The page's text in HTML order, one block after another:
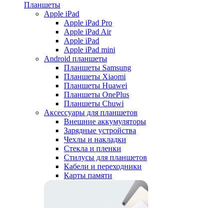
Планшеты
Apple iPad
Apple iPad Pro
Apple iPad Air
Apple iPad
Apple iPad mini
Android планшеты
Планшеты Samsung
Планшеты Xiaomi
Планшеты Huawei
Планшеты OnePlus
Планшеты Chuwi
Аксессуары для планшетов
Внешние аккумуляторы
Зарядные устройства
Чехлы и накладки
Стекла и пленки
Стилусы для планшетов
Кабели и переходники
Карты памяти